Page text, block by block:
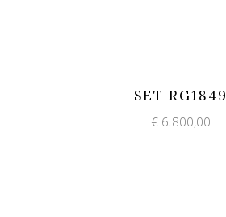
SET RG1849
€ 6.800,00